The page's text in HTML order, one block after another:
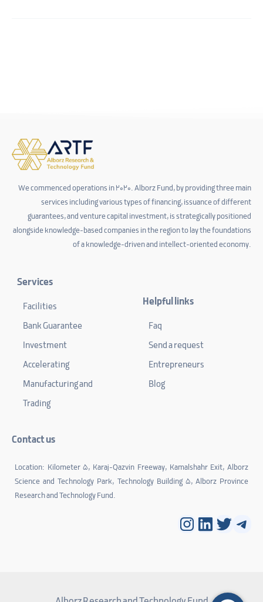
We commenced operations in 2020. Alborz Fund, by providing three main
services including various types of financing, issuance of different
guarantees, and venture capital investment, is strategically positioned
alongside knowledge-based companies in the region to lay the foundations
of a knowledge-driven and intellect-oriented economy.
Services
Facilities
Bank Guarantee
Investment
Accelerating
Manufacturing and
Trading
Helpful links
Faq
Send a request
Entrepreneurs
Blog
Contact us
Location: Kilometer 5, Karaj-Qazvin Freeway, Kamalshahr Exit, Alborz
Science and Technology Park, Technology Building 5, Alborz Province
Research and Technology Fund.
Instagram
LinkedIn
Twitter